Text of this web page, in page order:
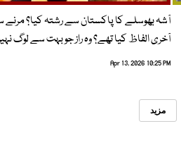
آشہ بھوسلے کا پاکستان سے رشتہ کیا؟
آخری الفاظ کیا تھے؟ وہ راز جو بہت سے لوگ
Apr 13, 2026 10:25 PM
مزید